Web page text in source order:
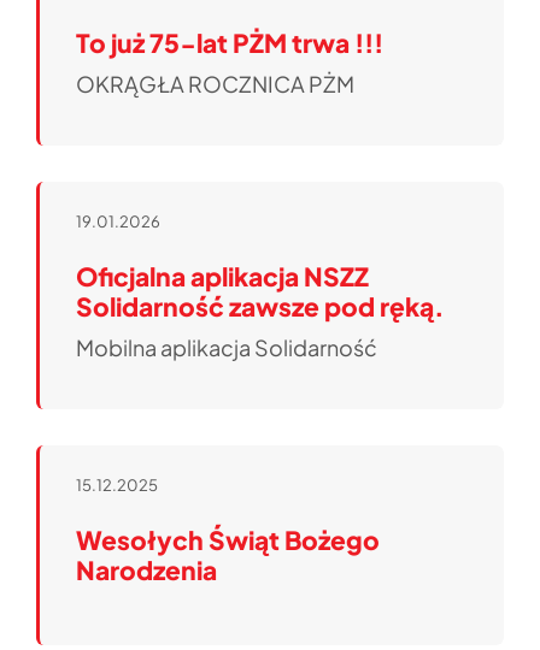
To już 75-lat PŻM trwa !!!
OKRĄGŁA ROCZNICA PŻM
19.01.2026
Oficjalna aplikacja NSZZ
Solidarność zawsze pod ręką.
Mobilna aplikacja Solidarność
15.12.2025
Wesołych Świąt Bożego
Narodzenia